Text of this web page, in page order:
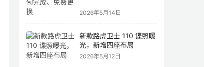
2026年5月14日
新款路虎卫士 110 谍照曝
光，新增四座布局
2026年5月12日